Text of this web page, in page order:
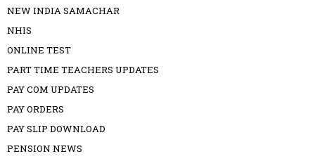
NEW INDIA SAMACHAR
NHIS
ONLINE TEST
PART TIME TEACHERS UPDATES
PAY COM UPDATES
PAY ORDERS
PAY SLIP DOWNLOAD
PENSION NEWS